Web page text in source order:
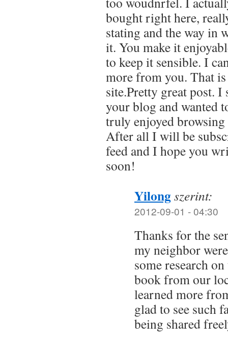
bought right here,
stating and the way in
it. You make it
to keep it sensible. I
more from you. That
site.Pretty great post.
your blog and wanted
truly enjoyed
After all I will be
feed and I hope you
soon!
Yilongszerint:
2012-09-01 - 04:30
Thanks for the
my neighbor
some research
book from our
learned more
glad to see such
being shared